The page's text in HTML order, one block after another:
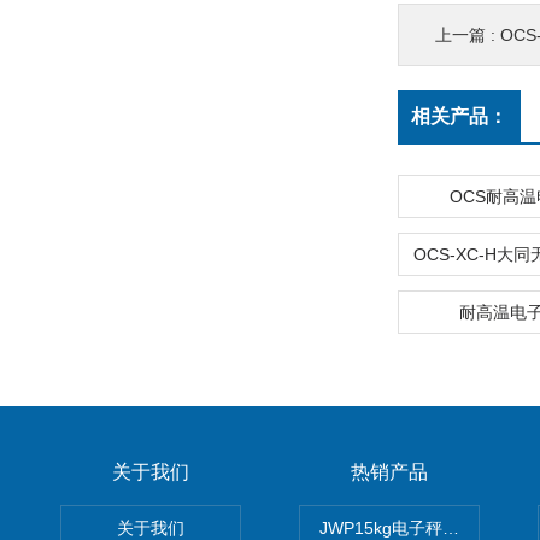
上一篇 : OCS-
相关产品：
OCS耐高
耐高温电
关于我们
关于我们
热销产品
JWP15kg电子秤价格,15公